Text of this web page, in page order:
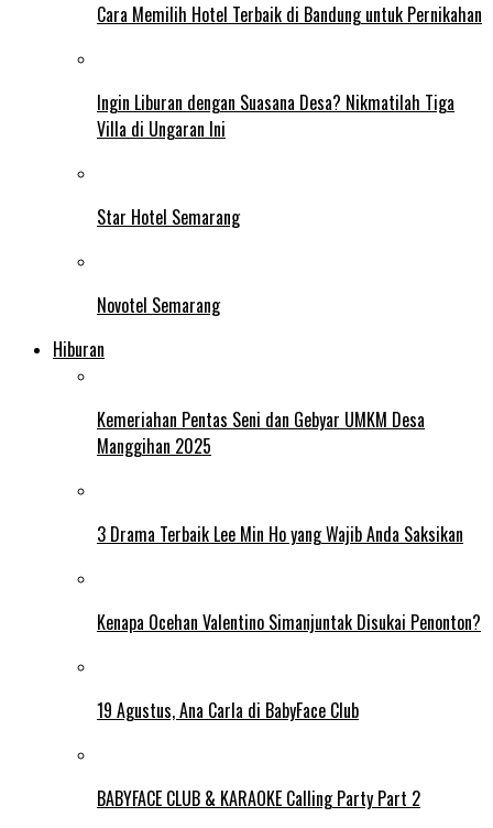
Cara Memilih Hotel Terbaik di Bandung untuk Pernikahan
Ingin Liburan dengan Suasana Desa? Nikmatilah Tiga
Villa di Ungaran Ini
Star Hotel Semarang
Novotel Semarang
Hiburan
Kemeriahan Pentas Seni dan Gebyar UMKM Desa
Manggihan 2025
3 Drama Terbaik Lee Min Ho yang Wajib Anda Saksikan
Kenapa Ocehan Valentino Simanjuntak Disukai Penonton?
19 Agustus, Ana Carla di BabyFace Club
BABYFACE CLUB & KARAOKE Calling Party Part 2